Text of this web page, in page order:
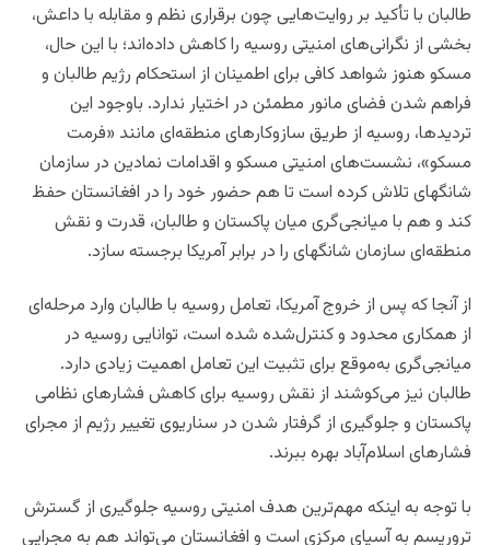
طالبان با تأکید بر روایت‌هایی چون برقراری نظم و مقابله با داعش،
بخشی از نگرانی‌های امنیتی روسیه را کاهش داده‌اند؛ با این حال،
مسکو هنوز شواهد کافی برای اطمینان از استحکام رژیم طالبان و
فراهم شدن فضای مانور مطمئن در اختیار ندارد. باوجود این
تردیدها، روسیه از طریق سازوکارهای منطقه‌ای مانند «فرمت
مسکو»، نشست‌های امنیتی مسکو و اقدامات نمادین در سازمان
شانگهای تلاش کرده است تا هم حضور خود را در افغانستان حفظ
کند و هم با میانجی‌گری میان پاکستان و طالبان، قدرت و نقش
منطقه‌ای سازمان شانگهای را در برابر آمریکا برجسته سازد.
از آنجا که پس از خروج آمریکا، تعامل روسیه با طالبان وارد مرحله‌ای
از همکاری محدود و کنترل‌شده شده است، توانایی روسیه در
میانجی‌گری به‌موقع برای تثبیت این تعامل اهمیت زیادی دارد.
طالبان نیز می‌کوشند از نقش روسیه برای کاهش فشارهای نظامی
پاکستان و جلوگیری از گرفتار شدن در سناریوی تغییر رژیم از مجرای
فشارهای اسلام‌آباد بهره ببرند.
با توجه به اینکه مهم‌ترین هدف امنیتی روسیه جلوگیری از گسترش
تروریسم به آسیای مرکزی است و افغانستان می‌تواند هم به مجرایی